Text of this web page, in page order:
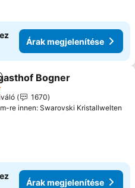
Árak megjelenítése
a kedvencekhez
Bogner
1670
re innen: Swarovski Kristallwelten
Árak megjelenítése